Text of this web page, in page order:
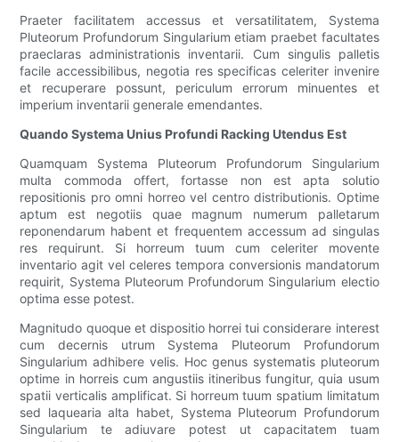
Praeter facilitatem accessus et versatilitatem, Systema
Pluteorum Profundorum Singularium etiam praebet facultates
praeclaras administrationis inventarii. Cum singulis palletis
facile accessibilibus, negotia res specificas celeriter invenire
et recuperare possunt, periculum errorum minuentes et
imperium inventarii generale emendantes.
Quando Systema Unius Profundi Racking Utendus Est
Quamquam Systema Pluteorum Profundorum Singularium
multa commoda offert, fortasse non est apta solutio
repositionis pro omni horreo vel centro distributionis. Optime
aptum est negotiis quae magnum numerum palletarum
reponendarum habent et frequentem accessum ad singulas
res requirunt. Si horreum tuum cum celeriter movente
inventario agit vel celeres tempora conversionis mandatorum
requirit, Systema Pluteorum Profundorum Singularium electio
optima esse potest.
Magnitudo quoque et dispositio horrei tui considerare interest
cum decernis utrum Systema Pluteorum Profundorum
Singularium adhibere velis. Hoc genus systematis pluteorum
optime in horreis cum angustiis itineribus fungitur, quia usum
spatii verticalis amplificat. Si horreum tuum spatium limitatum
sed laquearia alta habet, Systema Pluteorum Profundorum
Singularium te adiuvare potest ut capacitatem tuam